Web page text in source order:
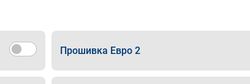
Прошивка Евро 2